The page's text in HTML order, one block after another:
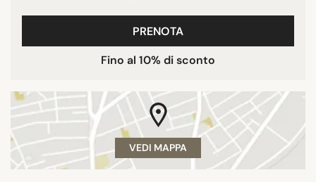
PRENOTA
Fino al 10% di sconto
VEDI MAPPA